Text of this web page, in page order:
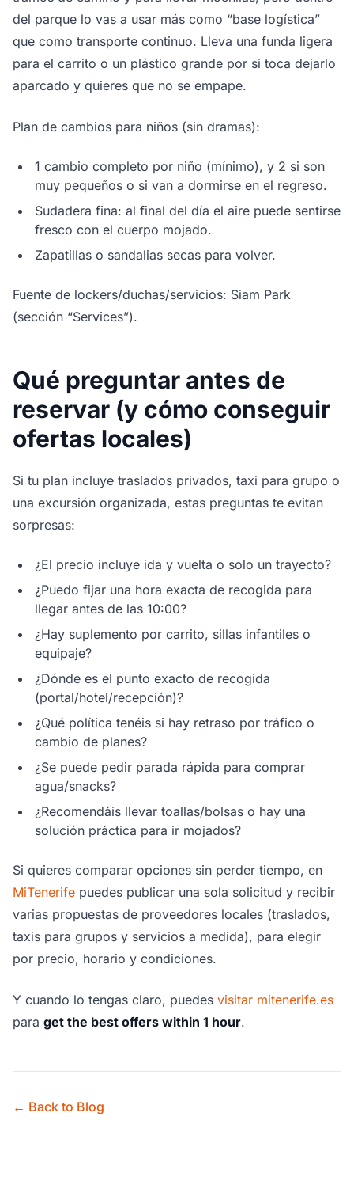
del parque lo vas a usar más como “base logística”
que como transporte continuo. Lleva una funda ligera
para el carrito o un plástico grande por si toca dejarlo
aparcado y quieres que no se empape.
Plan de cambios para niños (sin dramas):
1 cambio completo por niño (mínimo), y 2 si son
muy pequeños o si van a dormirse en el regreso.
Sudadera fina: al final del día el aire puede sentirse
fresco con el cuerpo mojado.
Zapatillas o sandalias secas para volver.
Fuente de lockers/duchas/servicios: Siam Park
(sección “Services”).
Qué preguntar antes de
reservar (y cómo conseguir
ofertas locales)
Si tu plan incluye traslados privados, taxi para grupo o
una excursión organizada, estas preguntas te evitan
sorpresas:
¿El precio incluye ida y vuelta o solo un trayecto?
¿Puedo fijar una hora exacta de recogida para
llegar antes de las 10:00?
¿Hay suplemento por carrito, sillas infantiles o
equipaje?
¿Dónde es el punto exacto de recogida
(portal/hotel/recepción)?
¿Qué política tenéis si hay retraso por tráfico o
cambio de planes?
¿Se puede pedir parada rápida para comprar
agua/snacks?
¿Recomendáis llevar toallas/bolsas o hay una
solución práctica para ir mojados?
Si quieres comparar opciones sin perder tiempo, en
MiTenerife puedes publicar una sola solicitud y recibir
varias propuestas de proveedores locales (traslados,
taxis para grupos y servicios a medida), para elegir
por precio, horario y condiciones.
Y cuando lo tengas claro, puedes visitar mitenerife.es
para get the best offers within 1 hour.
← Back to Blog